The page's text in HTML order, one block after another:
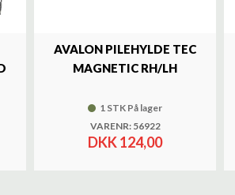
AVALON PILEHYLDE TEC
MAGNETIC RH/LH
1 STK På lager
VARENR: 56922
DKK 124,00